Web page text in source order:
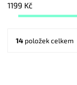
1199 Kč
14 položek celkem